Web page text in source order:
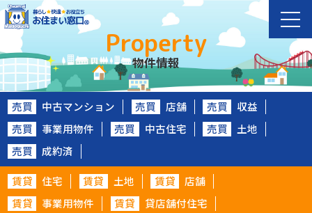
Property
物件情報
売買 中古マンション 売買 店舗 売買
収益
売買
事業用物件 売買 中古住宅 売買
土地
売買
成約済
賃貸 住宅 賃貸 土地 賃貸
店舗
賃貸
事業用物件 賃貸
貸店舗付住宅